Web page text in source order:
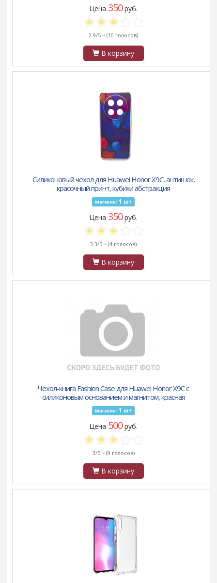
Цена 350руб.
2.9/5 ~ (10 голосов)
В корзину
Силиконовый чехол для Huawei Honor X9C, антишок,
красочный принт, кубики абстракция
Магазин: 1 шт
Цена 350руб.
3.3/5 ~ (4 голосов)
В корзину
Чехол-книга Fashion Case для Huawei Honor X9C с
силиконовым основанием и магнитом, красная
Магазин: 1 шт
Цена 500руб.
3/5 ~ (9 голосов)
В корзину